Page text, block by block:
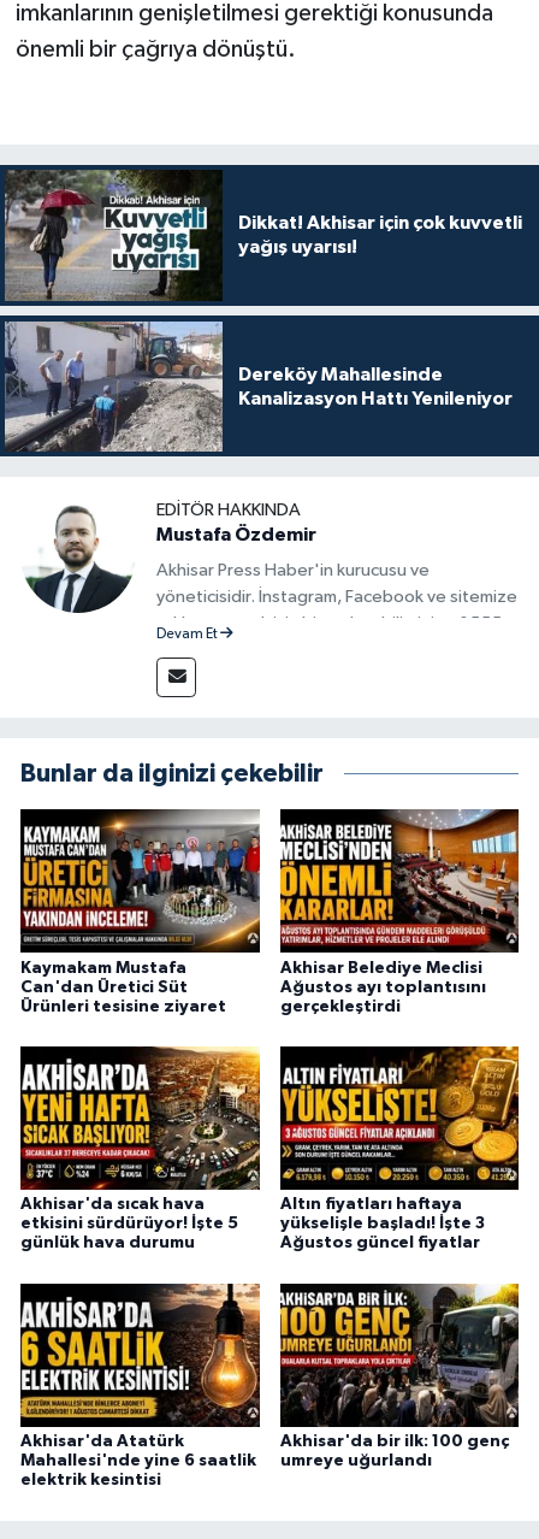
imkanlarının genişletilmesi gerektiği konusunda
önemli bir çağrıya dönüştü.
Dikkat! Akhisar için çok kuvvetli
yağış uyarısı!
Dereköy Mahallesinde
Kanalizasyon Hattı Yenileniyor
EDITÖR HAKKINDA
Mustafa Özdemir
Akhisar Press Haber'in kurucusu ve
yöneticisidir. İnstagram, Facebook ve sitemize
reklam vermek için bize ulaşabilirsiniz - 0555
Devam Et
Bunlar da ilginizi çekebilir
Kaymakam Mustafa
Can'dan Üretici Süt
Ürünleri tesisine ziyaret
Akhisar Belediye Meclisi
Ağustos ayı toplantısını
gerçekleştirdi
Akhisar'da sıcak hava
etkisini sürdürüyor! İşte 5
günlük hava durumu
Altın fiyatları haftaya
yükselişle başladı! İşte 3
Ağustos güncel fiyatlar
Akhisar'da Atatürk
Mahallesi'nde yine 6 saatlik
elektrik kesintisi
Akhisar'da bir ilk: 100 genç
umreye uğurlandı